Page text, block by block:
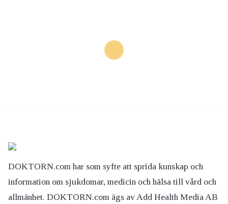
DOKTORN.com har som syfte att sprida kunskap och
information om sjukdomar, medicin och hälsa till vård och
allmänhet. DOKTORN.com ägs av Add Health Media AB